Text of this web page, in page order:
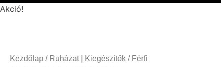
Akció!
Kezdőlap / Ruházat | Kiegészítők / Férfi